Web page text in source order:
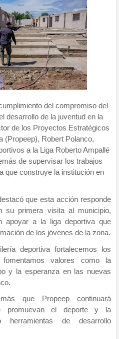
del compromiso del
desarrollo de la juventud en la
de los Proyectos Estratégicos
(Propeep), Robert Polanco,
a la Liga Roberto Ampallé
de supervisar los trabajos
que construye la institución en
que esta acción responde
su primera visita al municipio,
apoyar a la liga deportiva que
de los jóvenes de la zona.
deportiva fortalecemos los
valores como la
y la esperanza en las nuevas
que Propeep continuará
promuevan el deporte y la
herramientas de desarrollo